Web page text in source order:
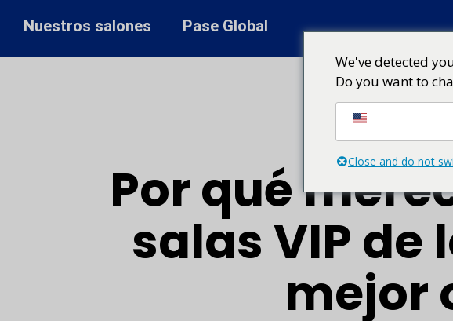
Nuestros salones Pase Global
Por qué
salas VIP de
mejor
We've detected
Do you want to
Close and do not